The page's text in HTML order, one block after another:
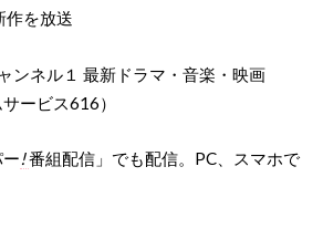
を放送
ンネル１ 最新ドラマ・音楽・映画
ービス616）
!番組配信」でも配信。PC、スマホで